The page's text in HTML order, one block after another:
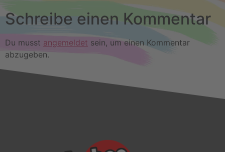
Schreibe einen Kommentar
Du musst angemeldet sein, um einen Kommentar
abzugeben.